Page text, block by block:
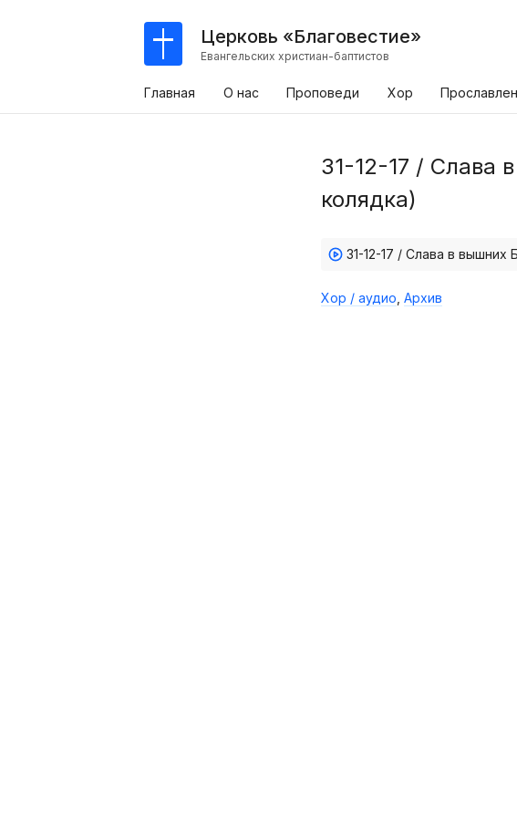
Церковь «Благовестие»
Евангельских христиан-баптистов
Главная О нас Проповеди Хор
31-12-17 / Слава
колядка)
31-12-17 / Слава в вышних
Хор / аудио Архив